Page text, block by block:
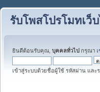
รับโพสโปรโมทเว็
ยินดีต้อนรับคุณ, บุคคลทั่วไป กรุณา
เข้าสู่ระบบด้วยชื่อผู้ใช้ รหัสผ่าน และ